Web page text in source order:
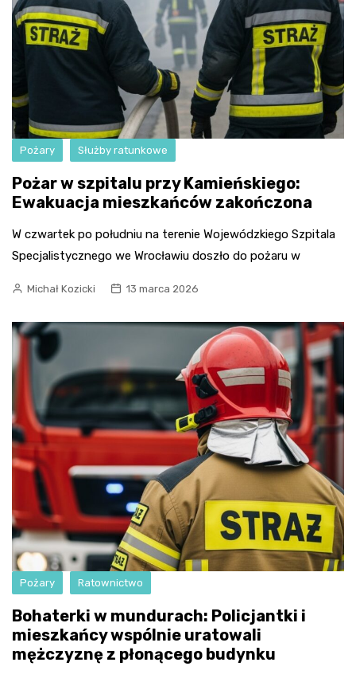
Pożary Służby ratunkowe
Pożar w szpitalu przy Kamieńskiego:
Ewakuacja mieszkańców zakończona
W czwartek po południu na terenie Wojewódzkiego Szpitala
Specjalistycznego we Wrocławiu doszło do pożaru w
Michał Kozicki 13 marca 2026
Pożary Ratownictwo
Bohaterki w mundurach: Policjantki i
mieszkańcy wspólnie uratowali
mężczyznę z płonącego budynku